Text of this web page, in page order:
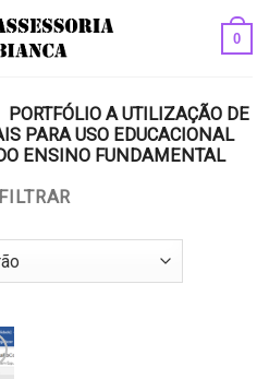
0
PORTFÓLIO A UTILIZAÇÃO DE
PARA USO EDUCACIONAL
ENSINO FUNDAMENTAL
FILTRAR